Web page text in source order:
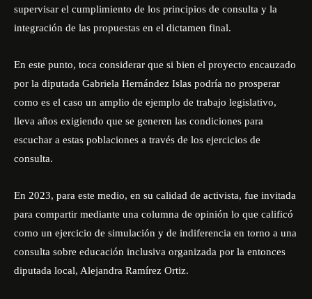
supervisar el cumplimiento de los principios de consulta y la
integración de las propuestas en el dictamen final.
En este punto, toca considerar que si bien el proyecto encauzado
por la diputada Gabriela Hernández Islas podría no prosperar
como es el caso un amplio de ejemplo de trabajo legislativo,
lleva años exigiendo que se generen las condiciones para
escuchar a estas poblaciones a través de los ejercicios de
consulta.
En 2023, para este medio, en su calidad de activista, fue invitada
para compartir mediante una columna de opinión lo que calificó
como un ejercicio de simulación y de indiferencia en torno a una
consulta sobre educación inclusiva organizada por la entonces
diputada local, Alejandra Ramírez Ortiz.